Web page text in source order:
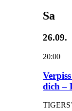
Sa
26.09.
20:00
dich –